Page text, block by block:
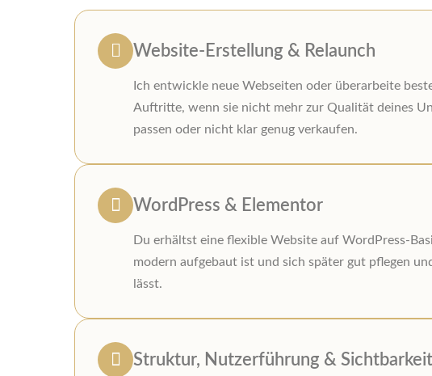
Website-Erstellung & Relaunch
Ich entwickle neue Webseiten oder überarbeite
Auftritte, wenn sie nicht mehr zur Qualität deines
passen oder nicht klar genug verkaufen.
WordPress & Elementor
Du erhältst eine flexible Website auf WordPress-
modern aufgebaut ist und sich später gut pflegen
lässt.
Struktur, Nutzerführung & Sichtbarkeit